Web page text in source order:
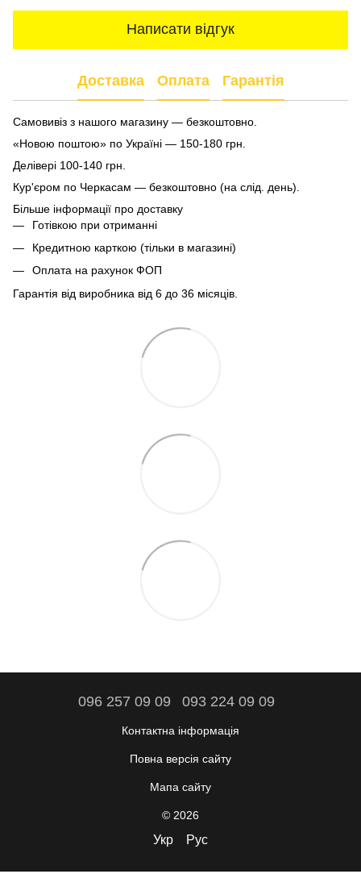
Написати відгук
Доставка Оплата Гарантія
Самовивіз з нашого магазину — безкоштовно.
«Новою поштою» по Україні — 150-180 грн.
Делівері 100-140 грн.
Кур'єром по Черкасам — безкоштовно (на слід. день).
Більше інформації про доставку
Готівкою при отриманні
Кредитною карткою (тільки в магазині)
Оплата на рахунок ФОП
Гарантія від виробника від 6 до 36 місяців.
096 257 09 09 093 224 09 09
Контактна інформація
Повна версія сайту
Мапа сайту
© 2026
Укр Рус